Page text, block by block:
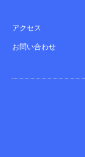
アクセス
お問い合わせ